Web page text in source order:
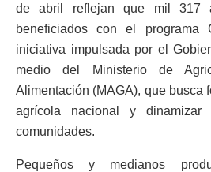
de abril reflejan que mil 317
beneficiados con el programa
iniciativa impulsada por el
medio del Ministerio de
Alimentación (MAGA), que busca
agrícola nacional y
comunidades.
Pequeños y medianos